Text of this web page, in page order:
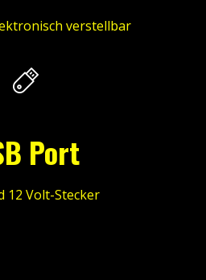
verstellbar
Port
12 Volt-Stecker